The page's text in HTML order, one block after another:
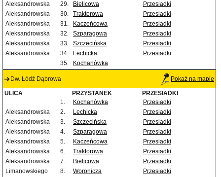
Aleksandrowska
29. Bielicowa
Przesiadki
Aleksandrowska
30. Traktorowa
Przesiadki
Aleksandrowska
31. Kaczeńcowa
Przesiadki
Aleksandrowska
32. Szparagowa
Przesiadki
Aleksandrowska
33. Szczecińska
Przesiadki
Aleksandrowska
34. Lechicka
Przesiadki
35.
Kochanówka
Dw. Łódź Dąbrowa Pokaż na mapie
ULICA PRZYSTANEK
PRZESIADKI
1.
Kochanówka
Przesiadki
Aleksandrowska
2. Lechicka
Przesiadki
Aleksandrowska
3. Szczecińska
Przesiadki
Aleksandrowska
4. Szparagowa
Przesiadki
Aleksandrowska
5. Kaczeńcowa
Przesiadki
Aleksandrowska
6. Traktorowa
Przesiadki
Aleksandrowska
7. Bielicowa
Przesiadki
Limanowskiego
8. Woronicza
Przesiadki